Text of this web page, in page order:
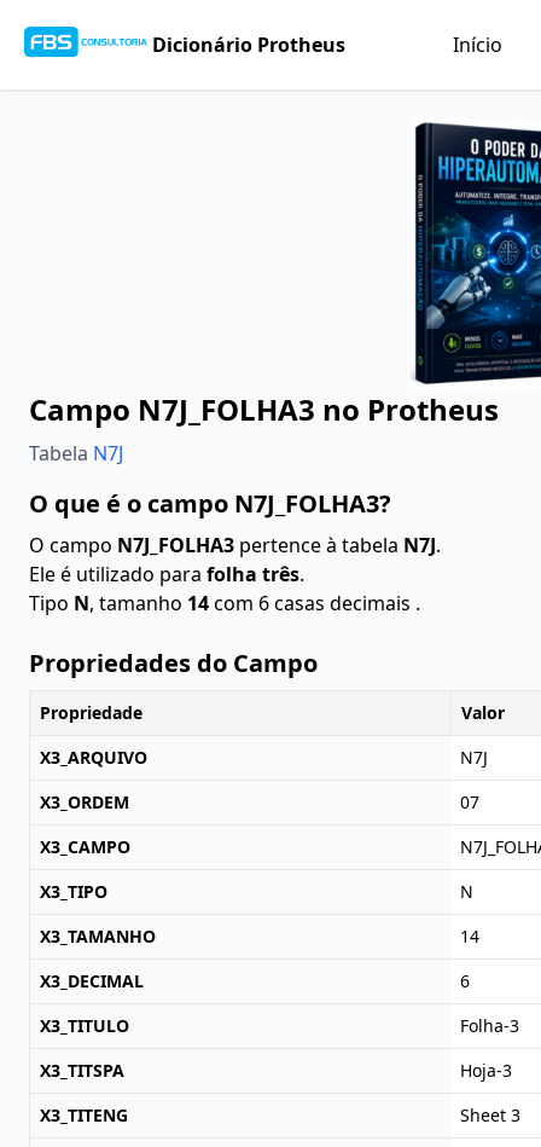
Dicionário Protheus Início
Campo N7J_FOLHA3 no Protheus
Tabela N7J
O que é o campo N7J_FOLHA3?
O campo N7J_FOLHA3 pertence à tabela N7J.
Ele é utilizado para folha três.
Tipo N, tamanho 14com 6 casas decimais .
Propriedades do Campo
Propriedade
Valor
X3_ARQUIVO
N7J
X3_ORDEM
07
X3_CAMPO
X3_TIPO
N
X3_TAMANHO
14
X3_DECIMAL
6
X3_TITULO
Folha-3
X3_TITSPA
Hoja-3
X3_TITENG
Sheet 3